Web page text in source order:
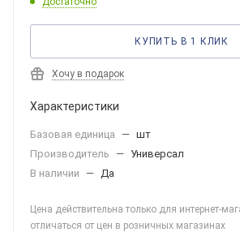
КУПИТЬ В 1 КЛИК
Хочу в подарок
Характеристики
Базовая единица — шт
Производитель
— Универсал
В наличии
— Да
Цена действительна только для интернет-
отличаться от цен в розничных магазинах